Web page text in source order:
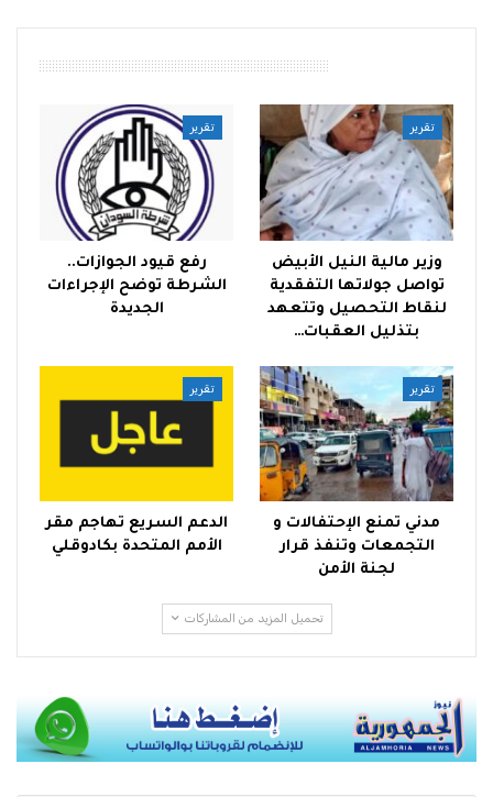
تقرير
وزير مالية النيل الأبيض
تواصل جولاتها التفقدية
لنقاط التحصيل وتتعهد
بتذليل العقبات…
تقرير
رفع قيود الجوازات..
الشرطة توضح الإجراءات
الجديدة
تقرير
مدني تمنع الإحتفالات و
التجمعات وتنفذ قرار
لجنة الأمن
تقرير
الدعم السريع تهاجم مقر
الأمم المتحدة بكادوقلي
تحميل المزيد من المشاركات